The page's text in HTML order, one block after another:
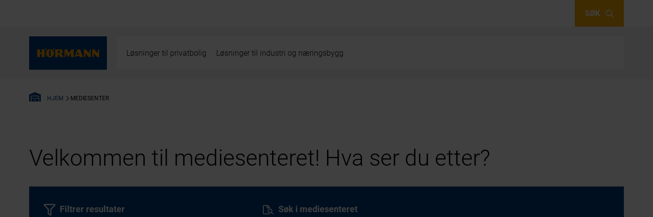
SØK
Løsninger til privatbolig Løsninger til industri og næringsbygg
HJEM MEDIESENTER
Velkommen til mediesenteret! Hva ser du etter?
Søk i mediesenteret
Filtrer resultater